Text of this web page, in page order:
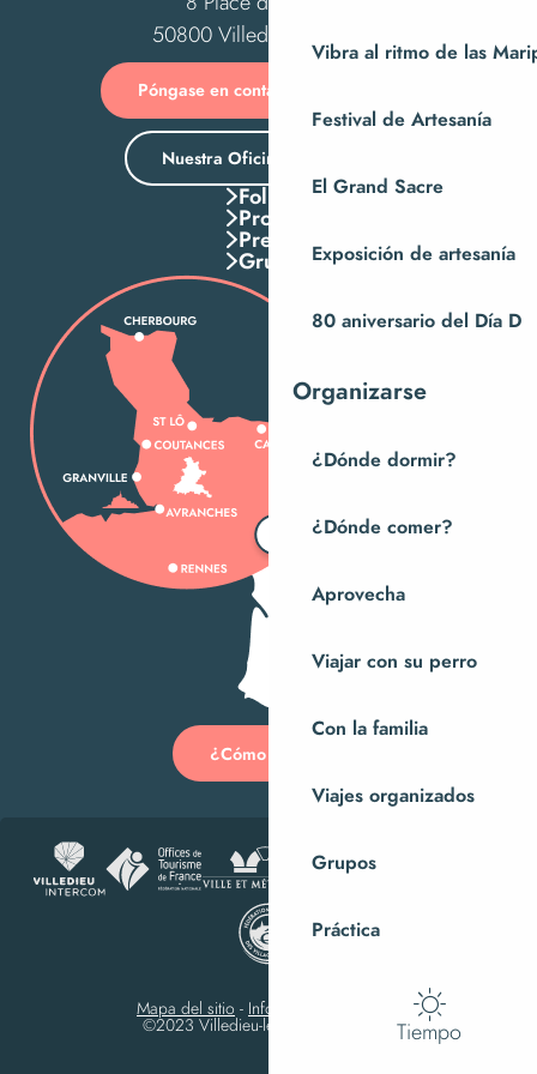
Vibra al ritmo de las
Festival de Artesanía
El Grand Sacre
Exposición de artesanía
80 aniversario del Día D
Organizarse
¿Dónde dormir?
¿Dónde comer?
Aprovecha
Viajar con su perro
Con la familia
Viajes organizados
Grupos
Práctica
Tiempo
50800 Villedieu-les-Poêles
Póngase en contacto con nosotros
Nuestra Oficina de Turismo
Folletos
Pros
Press
Grupos
¿Cómo llegar?
Mapa del sitio - Información jurídica
©2023 Villedieu-les-Poêles Intercom